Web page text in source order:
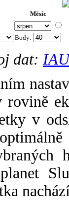
Měsíc
Body:
dat:
rovině
v